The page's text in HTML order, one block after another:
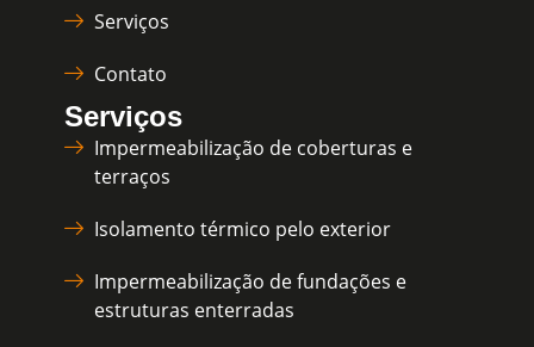
Serviços
Contato
Serviços
Impermeabilização de coberturas e
terraços
Isolamento térmico pelo exterior
Impermeabilização de fundações e
estruturas enterradas